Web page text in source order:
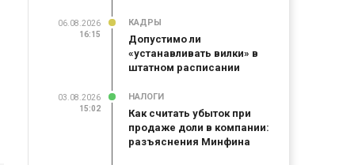
06.08.2026
16:15
КАДРЫ
Допустимо ли
«устанавливать вилки» в
штатном расписании
03.08.2026
15:02
НАЛОГИ
Как считать убыток при
продаже доли в компании:
разъяснения Минфина